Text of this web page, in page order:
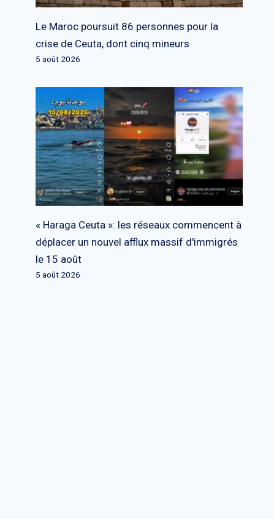
Le Maroc poursuit 86 personnes pour la
crise de Ceuta, dont cinq mineurs
5 août 2026
« Haraga Ceuta »: les réseaux commencent à
déplacer un nouvel afflux massif d'immigrés
le 15 août
5 août 2026